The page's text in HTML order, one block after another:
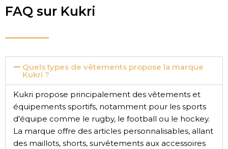
FAQ sur Kukri
Quels types de vêtements propose la marque
Kukri ?
Kukri propose principalement des vêtements et
équipements sportifs, notamment pour les sports
d’équipe comme le rugby, le football ou le hockey.
La marque offre des articles personnalisables, allant
des maillots, shorts, survêtements aux accessoires